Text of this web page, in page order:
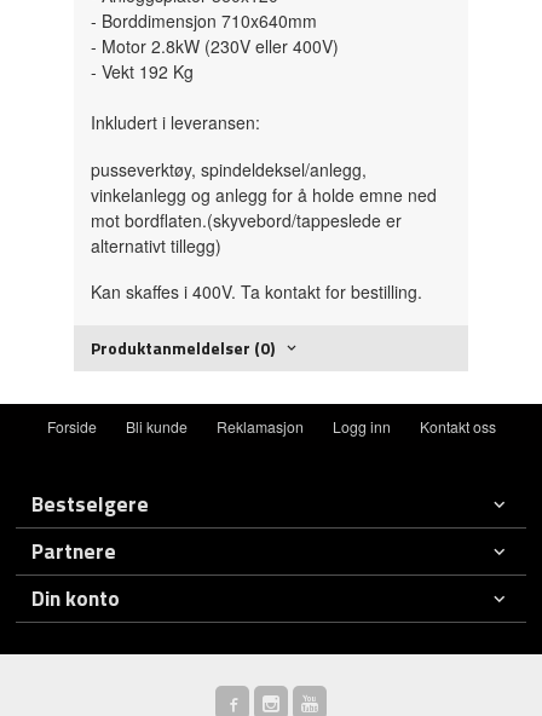
- Borddimensjon 710x640mm
- Motor 2.8kW (230V eller 400V)
- Vekt 192 Kg
Inkludert i leveransen:
pusseverktøy, spindeldeksel/anlegg,
vinkelanlegg og anlegg for å holde emne ned
mot bordflaten.(skyvebord/tappeslede er
alternativt tillegg)
Kan skaffes i 400V. Ta kontakt for bestilling.
Produktanmeldelser (0)
Forside Bli kunde Reklamasjon Logg inn Kontakt oss
Bestselgere
Partnere
Din konto